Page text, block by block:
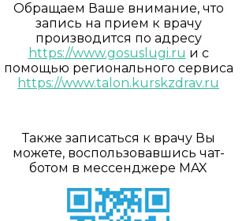
Обращаем Ваше внимание, что
запись на прием к врачу
производится по адресу
https://www.gosuslugi.ru и с
помощью регионального сервиса
https://www.talon.kurskzdrav.ru
Также записаться к врачу Вы
можете, воспользовавшись чат-
ботом в мессенджере MAX